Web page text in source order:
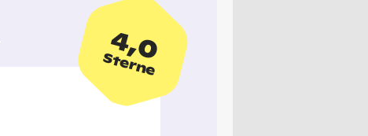
4,0
Sterne